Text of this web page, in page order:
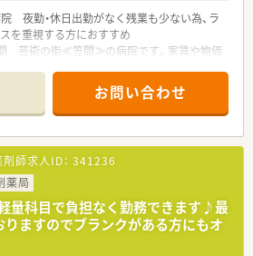
夜勤・休日出勤がなく残業も少ない為、ラ
を重視する方におすすめ
芸術の街≪笠間≫の病院です。家賃や物価
育休取得率100％、離職率1.27%！定着率が
方にピッタリの職場ですお問い合わせ
師求人ID： 341236
薬局
軽量科目で負担なく勤務できます♪最
ますのでブランクがある方にもオ